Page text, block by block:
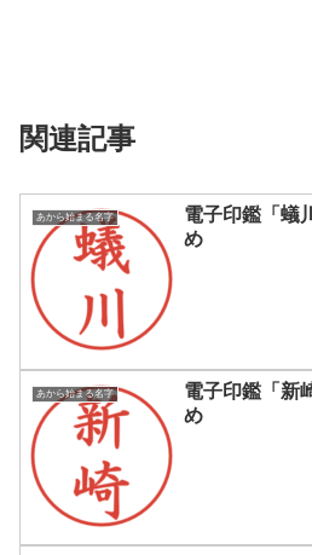
関連記事
あから始まる名字
電子印鑑「蟻
め
あから始まる名字
電子印鑑「新
め